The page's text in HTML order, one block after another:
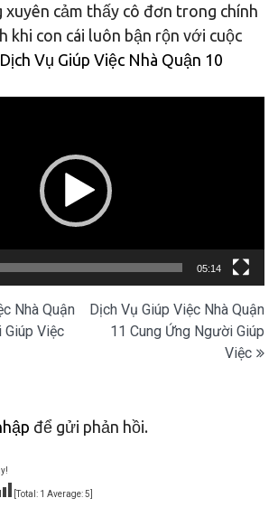
cảm thấy cô đơn trong chính
khi con cái luôn bận rộn với cuộc
Dịch Vụ Giúp Việc Nhà Quận 10
05:14
Nhà Quận
Giúp Việc
Dịch Vụ Giúp Việc Nhà Quận
11 Cung Ứng Người Giúp
Việc
để gửi phản hồi.
[Total: 1 Average:5